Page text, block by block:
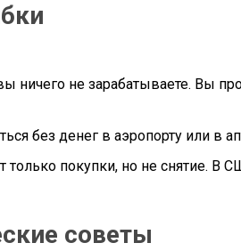
ничего не зарабатываете. Вы
без денег в аэропорту или в
только покупки, но не снятие. В
советы